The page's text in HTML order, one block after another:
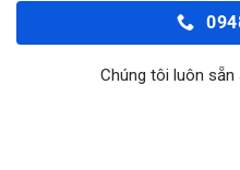
Chúng tôi luôn